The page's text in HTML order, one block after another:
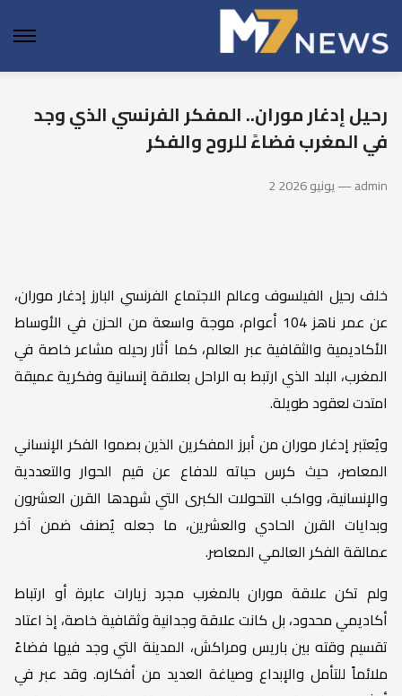
رحيل إدغار موران.. المفكر الفرنسي الذي وجد
في المغرب فضاءً للروح والفكر
2 يونيو 2026 — admin
خلف رحيل الفيلسوف وعالم الاجتماع الفرنسي البارز إدغار موران،
عن عمر ناهز 104 أعوام، موجة واسعة من الحزن في الأوساط
الأكاديمية والثقافية عبر العالم، كما أثار رحيله مشاعر خاصة في
المغرب، البلد الذي ارتبط به الراحل بعلاقة إنسانية وفكرية عميقة
امتدت لعقود طويلة.
ويُعتبر إدغار موران من أبرز المفكرين الذين بصموا الفكر الإنساني
المعاصر، حيث كرس حياته للدفاع عن قيم الحوار والتعددية
والإنسانية، وواكب التحولات الكبرى التي شهدها القرن العشرون
وبدايات القرن الحادي والعشرين، ما جعله يُصنف ضمن آخر
عمالقة الفكر العالمي المعاصر.
ولم تكن علاقة موران بالمغرب مجرد زيارات عابرة أو ارتباط
أكاديمي محدود، بل كانت علاقة وجدانية وثقافية خاصة، إذ اعتاد
تقسيم وقته بين باريس ومراكش، المدينة التي وجد فيها فضاءً
ملائماً للتأمل والإبداع وصياغة العديد من أفكاره. وقد عبر في